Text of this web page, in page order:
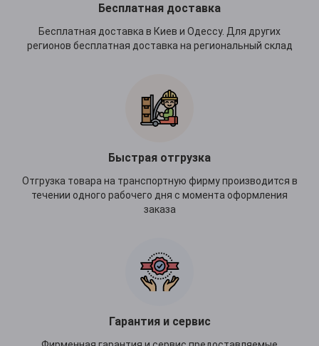
Бесплатная доставка
Бесплатная доставка в Киев и Одессу. Для других
регионов бесплатная доставка на региональный склад
Быстрая отгрузка
Отгрузка товара на транспортную фирму производится в
течении одного рабочего дня с момента оформления
заказа
Гарантия и сервис